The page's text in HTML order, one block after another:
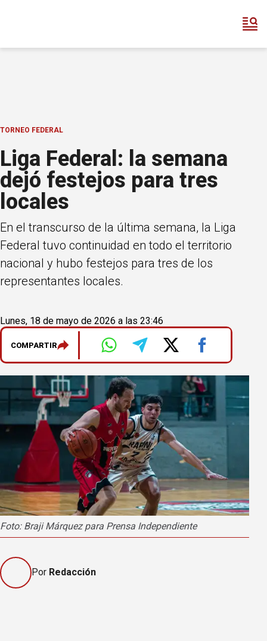
TORNEO FEDERAL
Liga Federal: la semana
dejó festejos para tres
locales
En el transcurso de la última semana, la Liga
Federal tuvo continuidad en todo el territorio
nacional y hubo festejos para tres de los
representantes locales.
Lunes, 18 de mayo de 2026 a las 23:46
COMPARTIR
Foto: Braji Márquez para Prensa Independiente
Por Redacción